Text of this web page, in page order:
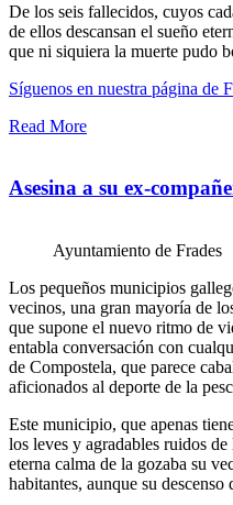
De los seis fallecidos, cuyos
de ellos descansan el sueño
que ni siquiera la muerte pudo
Síguenos en nuestra página de
Read More
Asesina a su ex-
Ayuntamiento de Frades
Los pequeños municipios
vecinos, una gran mayoría de
que supone el nuevo ritmo de
entabla conversación con
de Compostela, que parece
aficionados al deporte de la
Este municipio, que apenas
los leves y agradables ruidos
eterna calma de la gozaba su
habitantes, aunque su